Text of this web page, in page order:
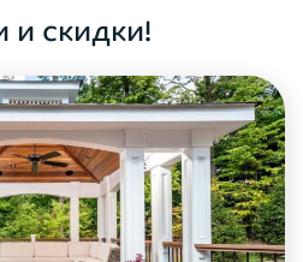
и скидки!